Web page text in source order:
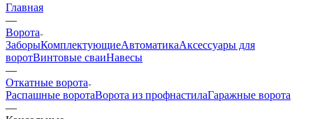
Главная
—
Ворота
ЗаборыКомплектующиеАвтоматикаАксессуары для
воротВинтовые сваиНавесы
—
Откатные ворота
Распашные воротаВорота из профнастилаГаражные ворота
—